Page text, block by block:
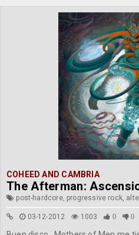
COHEED AND CAMBRIA
The Afterman:
post-hardcore, progressive rock,
03-12-2012 1003 0 0